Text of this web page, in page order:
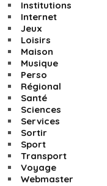
Institutions
Internet
Jeux
Loisirs
Maison
Musique
Perso
Régional
Santé
Sciences
Services
Sortir
Sport
Transport
Voyage
Webmaster